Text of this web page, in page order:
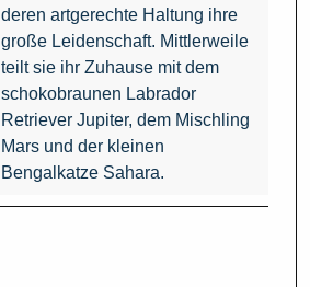
deren artgerechte Haltung ihre
große Leidenschaft. Mittlerweile
teilt sie ihr Zuhause mit dem
schokobraunen Labrador
Retriever Jupiter, dem Mischling
Mars und der kleinen
Bengalkatze Sahara.